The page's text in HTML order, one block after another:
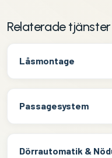
Relaterade tjänster
Låsmontage
Passagesystem
Dörrautomatik &